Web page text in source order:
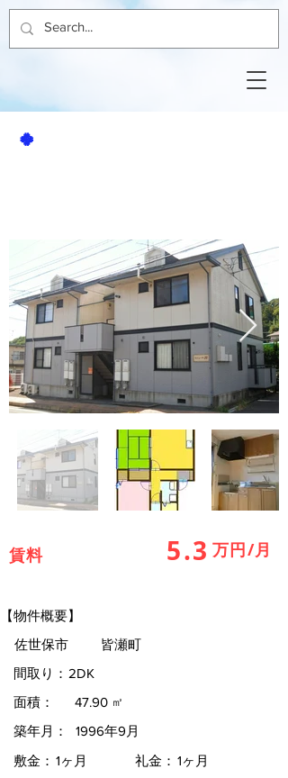
🍀
賃料 5.3 万円/月
【物件概要】
皆瀬町
佐世保市
間取り： 2DK
面積：
47.90
築年月：
1996年9月
㎡
敷金： 1ヶ月 1ヶ月
礼金：